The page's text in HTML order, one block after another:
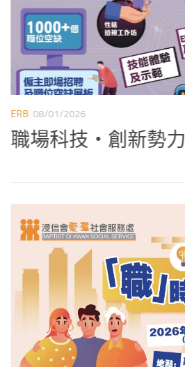
ERB 08/01/2026
職場科技‧創新勢力